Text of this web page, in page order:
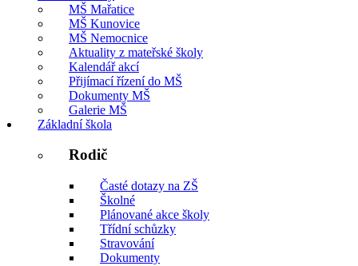
MŠ Mařatice
MŠ Kunovice
MŠ Nemocnice
Aktuality z mateřské školy
Kalendář akcí
Přijímací řízení do MŠ
Dokumenty MŠ
Galerie MŠ
Základní škola
Rodič
Časté dotazy na ZŠ
Školné
Plánované akce školy
Třídní schůzky
Stravování
Dokumenty